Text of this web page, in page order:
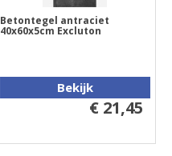
Betontegel antraciet
40x60x5cm Excluton
Bekijk
€ 21,45